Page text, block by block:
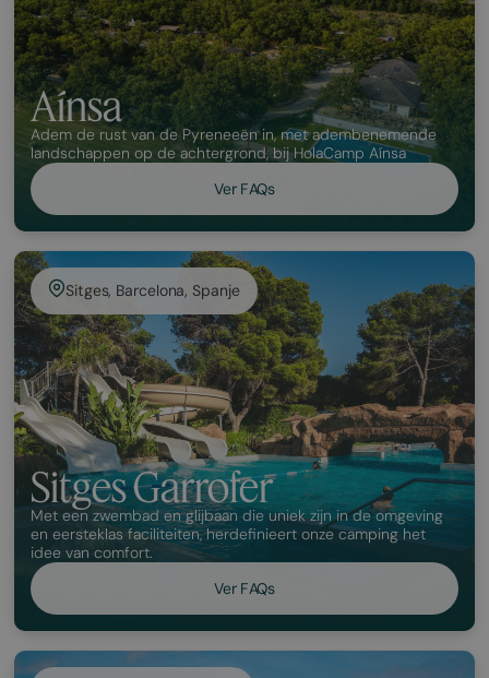
Aínsa
Adem de rust van de Pyreneeën in, met adembenemende
landschappen op de achtergrond, bij HolaCamp Aínsa
Ver FAQs
Sitges, Barcelona, Spanje
Sitges Garrofer
Met een zwembad en glijbaan die uniek zijn in de omgeving
en eersteklas faciliteiten, herdefinieert onze camping het
idee van comfort.
Ver FAQs